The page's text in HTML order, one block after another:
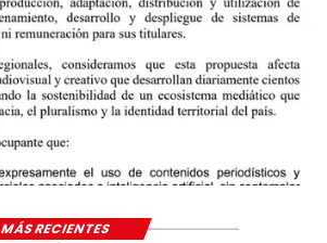
MÁS RECIENTES